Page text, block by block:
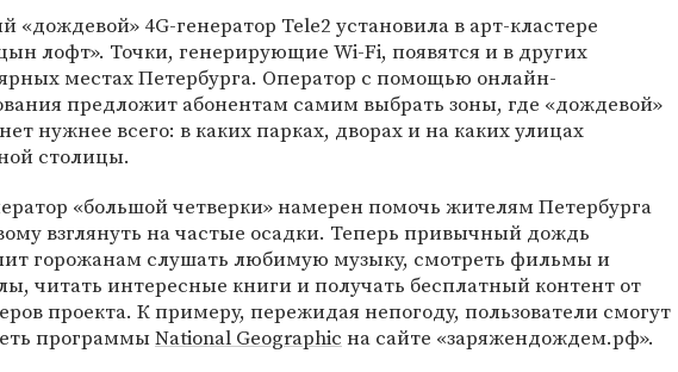
«дождевой» 4G-генератор Tele2 установила в арт-кластере
лофт». Точки, генерирующие Wi-Fi, появятся и в других
местах Петербурга. Оператор с помощью онлайн-
предложит абонентам самим выбрать зоны, где «дождевой»
нужнее всего: в каких парках, дворах и на каких улицах
столицы.
«большой четверки» намерен помочь жителям Петербурга
взглянуть на частые осадки. Теперь привычный дождь
горожанам слушать любимую музыку, смотреть фильмы и
читать интересные книги и получать бесплатный контент от
проекта. К примеру, пережидая непогоду, пользователи смогут
программыNational Geographic на сайте «заряжендождем.рф».